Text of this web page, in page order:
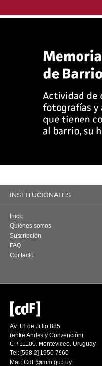
INSTITUCIONALES
Inicio
Quiénes somos
Suscripción
FAQ
Contacto
Av. 18 de Julio 885
(entre Andes y Convención)
CP 11100. Montevideo. Uruguay
Tel: [598 2] 1950 7960
Mail: CdF@imm.gub.uy